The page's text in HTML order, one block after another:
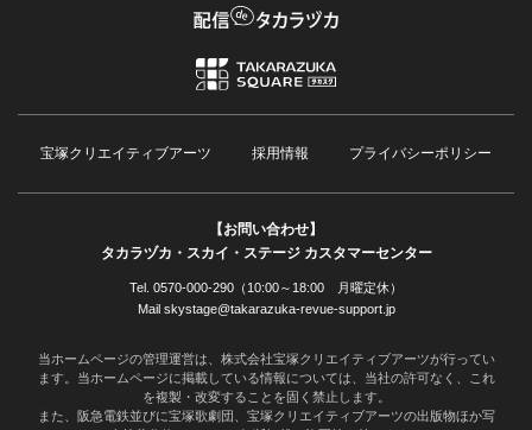
宝塚クリエイティブアーツ 採用情報 プライバシーポリシー
【お問い合わせ】
タカラヅカ・スカイ・ステージ カスタマーセンター
Tel. 0570-000-290（10:00～18:00 月曜定休）
Mail skystage@takarazuka-revue-support.jp
当ホームページの管理運営は、株式会社宝塚クリエイティブアーツが行ってい
ます。当ホームページに掲載している情報については、当社の許可なく、これ
を複製・改変することを固く禁止します。
また、阪急電鉄並びに宝塚歌劇団、宝塚クリエイティブアーツの出版物ほか写